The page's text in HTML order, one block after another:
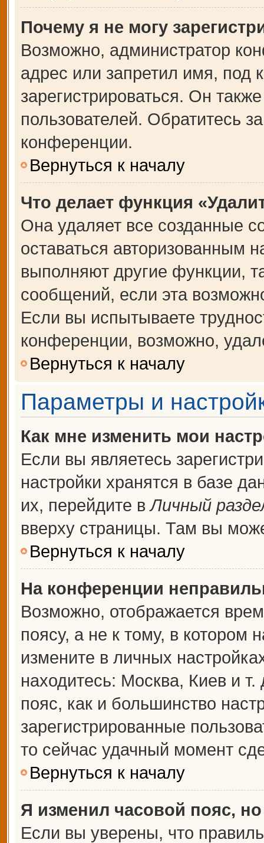
Почему я не могу
Возможно, администратор
адрес или запретил имя, под
зарегистрироваться. Он
пользователей. Обратитесь
конференции.
Вернуться к началу
Что делает функция
Она удаляет все созданные
оставаться авторизованным
выполняют другие функции,
сообщений, если эта
Если вы испытываете
конференции, возможно,
Вернуться к началу
Параметры и
Как мне изменить мои
Если вы являетесь
настройки хранятся в базе
их, перейдите вЛичный
вверху страницы. Там вы
Вернуться к началу
На конференции
Возможно, отображается
поясу, а не к тому, в котором
измените в личных
находитесь: Москва, Киев и
пояс, как и большинство
зарегистрированные
то сейчас удачный момент
Вернуться к началу
Я изменил часовой пояс,
Если вы уверены, что